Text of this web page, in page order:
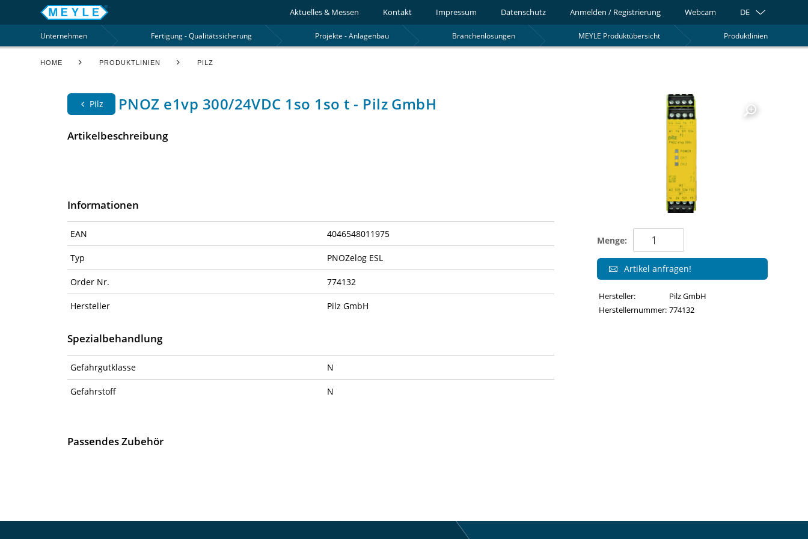
Aktuelles & Messen Kontakt Impressum Datenschutz Anmelden / Registrierung Webcam DE
Produktlinien
MEYLE Produktübersicht
Branchenlösungen
Projekte - Anlagenbau
Fertigung - Qualitätssicherung
Unternehmen
HOME PRODUKTLINIEN PILZ
Pilz PNOZ e1vp 300/24VDC 1so 1so t - Pilz GmbH
Artikelbeschreibung
Informationen
EAN 4046548011975
Typ PNOZelog ESL
Order Nr. 774132
Hersteller Pilz GmbH
Spezialbehandlung
Gefahrgutklasse N
Gefahrstoff N
Passendes Zubehör
Menge:
Artikel anfragen!
Hersteller:
Pilz GmbH
Herstellernummer: 774132